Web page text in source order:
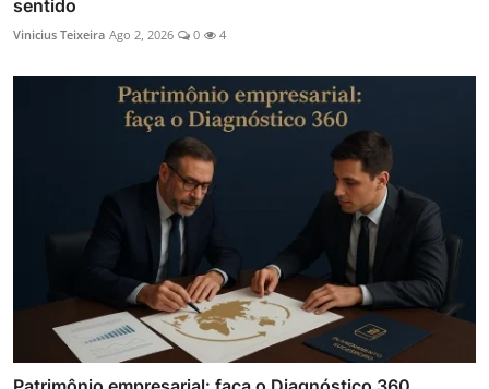
sentido
Vinicius Teixeira Ago 2, 2026 0 4